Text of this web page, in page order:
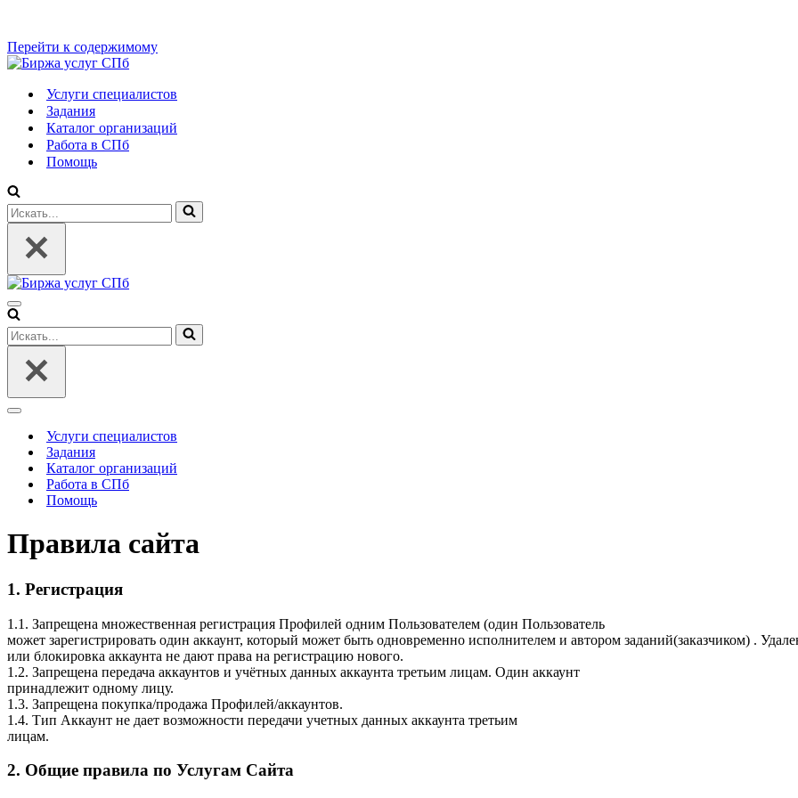
Перейти к содержимому
Услуги специалистов
Задания
Каталог организаций
Работа в СПб
Помощь
Искать...
Меню
навигации
Искать...
Меню
навигацииУслуги специалистов
Задания
Каталог организаций
Работа в СПб
Помощь
Правила сайта
1. Регистрация
1.1. Запрещена множественная регистрация Профилей одним Пользователем (один Пользователь
может зарегистрировать один аккаунт, который может быть одновременно исполнителем и автором заданий(заказчиком) .
или блокировка аккаунта не дают права на регистрацию нового.
1.2. Запрещена передача аккаунтов и учётных данных аккаунта третьим лицам. Один аккаунт
принадлежит одному лицу.
1.3. Запрещена покупка/продажа Профилей/аккаунтов.
1.4. Тип Аккаунт не дает возможности передачи учетных данных аккаунта третьим
лицам.
2. Общие правила по Услугам Сайта